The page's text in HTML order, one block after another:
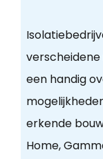
een handig
erkende
Home,